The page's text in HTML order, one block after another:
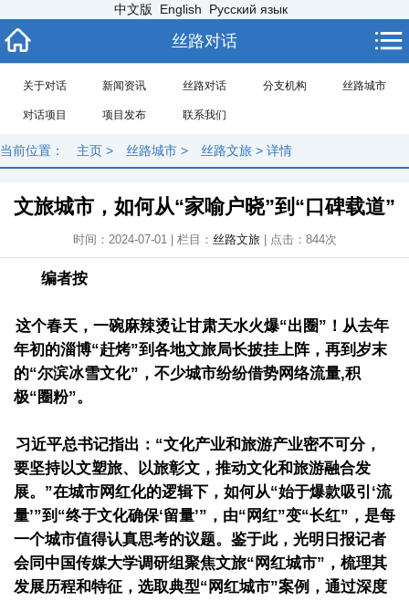
中文版 English Русский язык
丝路对话
关于对话 新闻资讯 丝路对话 分支机构 丝路城市
对话项目 项目发布 联系我们
当前位置： 主页 > 丝路城市 > 丝路文旅 > 详情
文旅城市，如何从“家喻户晓”到“口碑载道”
时间：2024-07-01 | 栏目： 丝路文旅| 点击： 844次
编者按
这个春天，一碗麻辣烫让甘肃天水火爆“出圈”！从去年
年初的淄博“赶烤”到各地文旅局长披挂上阵，再到岁末
的“尔滨冰雪文化”，不少城市纷纷借势网络流量,积
极“圈粉”。
习近平总书记指出：“文化产业和旅游产业密不可分，
要坚持以文塑旅、以旅彰文，推动文化和旅游融合发
展。”在城市网红化的逻辑下，如何从“始于爆款吸引‘流
量’”到“终于文化确保‘留量’”，由“网红”变“长红”，是每
一个城市值得认真思考的议题。鉴于此，光明日报记者
会同中国传媒大学调研组聚焦文旅“网红城市”，梳理其
发展历程和特征，选取典型“网红城市”案例，通过深度